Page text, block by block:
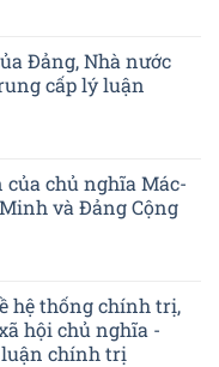
Đảng, Nhà nước
cấp lý luận
chủ nghĩa Mác-
và Đảng Cộng
hệ thống chính trị,
hội chủ nghĩa -
chính trị